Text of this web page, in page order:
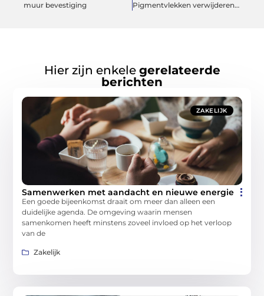
muur bevestiging Pigmentvlekken verwijderen bij een gemende huid
Hier zijn enkele gerelateerde
berichten
ZAKELIJK
Samenwerken met aandacht en nieuwe energie
Een goede bijeenkomst draait om meer dan alleen een
duidelijke agenda. De omgeving waarin mensen
samenkomen heeft minstens zoveel invloed op het verloop
van de
Zakelijk